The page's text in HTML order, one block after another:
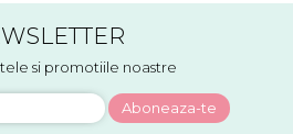
si promotiile noastre